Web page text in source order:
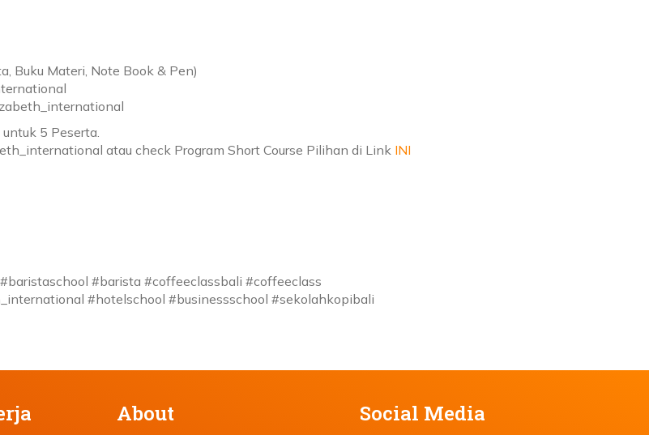
Buku Materi, Note Book & Pen)
5 Peserta.
atau check Program Short Course Pilihan di Link INI
#barista #coffeeclassbali #coffeeclass
#hotelschool #businessschool #sekolahkopibali
About Social Media